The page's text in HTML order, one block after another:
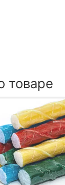
товаре